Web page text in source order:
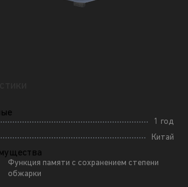
1 год
Китай
Функция памяти с сохранением степени
обжарки